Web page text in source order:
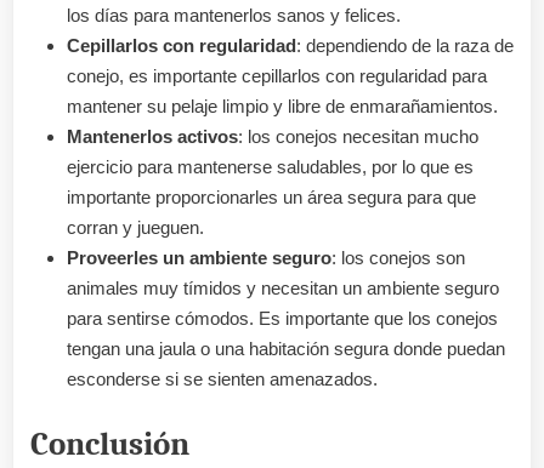
los días para mantenerlos sanos y felices.
Cepillarlos con regularidad: dependiendo de la raza de
conejo, es importante cepillarlos con regularidad para
mantener su pelaje limpio y libre de enmarañamientos.
Mantenerlos activos: los conejos necesitan mucho
ejercicio para mantenerse saludables, por lo que es
importante proporcionarles un área segura para que
corran y jueguen.
Proveerles un ambiente seguro: los conejos son
animales muy tímidos y necesitan un ambiente seguro
para sentirse cómodos. Es importante que los conejos
tengan una jaula o una habitación segura donde puedan
esconderse si se sienten amenazados.
Conclusión